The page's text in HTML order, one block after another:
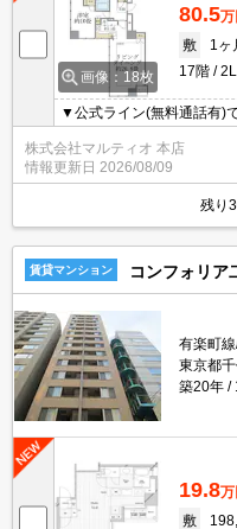
画像：18枚
80.5万
敷
1ヶ
17階
▼公式ライン(無料通話有)
業時間外も含め、お時間が
きます▼オンライン内見・
株式会社マルティオ 本店
情報更新日 2026/08/09
残り
賃貸マンション コンフォリア
有楽町
東京都
築20年
19.8万
敷